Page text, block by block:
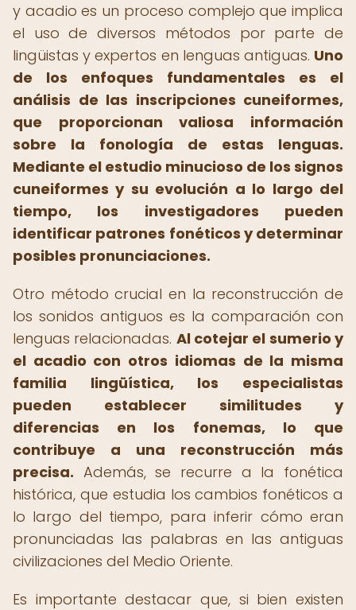
y acadio es un proceso complejo que implica
el uso de diversos métodos por parte de
lingüistas y expertos en lenguas antiguas. Uno
de los enfoques fundamentales es el
análisis de las inscripciones cuneiformes,
que proporcionan valiosa información
sobre la fonología de estas lenguas.
Mediante el estudio minucioso de los signos
cuneiformes y su evolución a lo largo del
tiempo, los investigadores pueden
identificar patrones fonéticos y determinar
posibles pronunciaciones.
Otro método crucial en la reconstrucción de
los sonidos antiguos es la comparación con
lenguas relacionadas. Al cotejar el sumerio y
el acadio con otros idiomas de la misma
familia lingüística, los especialistas
pueden establecer similitudes y
diferencias en los fonemas, lo que
contribuye a una reconstrucción más
precisa. Además, se recurre a la fonética
histórica, que estudia los cambios fonéticos a
lo largo del tiempo, para inferir cómo eran
pronunciadas las palabras en las antiguas
civilizaciones del Medio Oriente.
Es importante destacar que, si bien existen